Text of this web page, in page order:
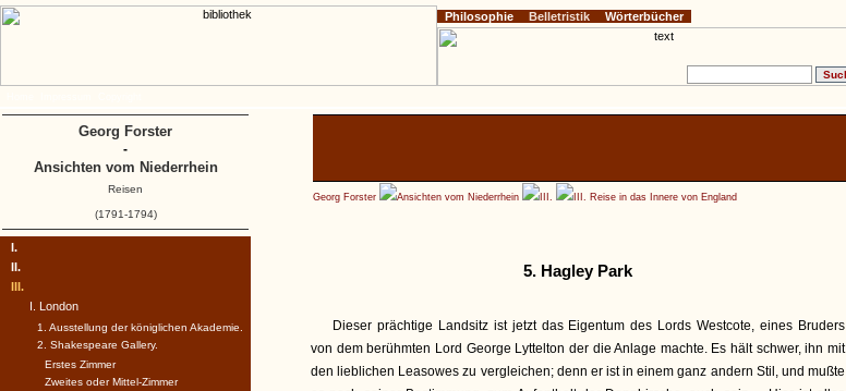
Georg Forster Ansichten vom Niederrhein III. III. Reise in das Innere von England
5. Hagley Park
Dieser prächtige Landsitz ist jetzt das Eigentum des Lords Westcote, eines Bruders
von dem berühmten Lord George Lyttelton der die Anlage machte. Es hält schwer, ihn mit
den lieblichen Leasowes zu vergleichen; denn er ist in einem ganz andern Stil, und mußte
I.
II.
III.
I. London
1. Ausstellung der königlichen Akademie.
2. Shakespeare Gallery.
Erstes Zimmer
Zweites oder Mittel-Zimmer
Philosophie Belletristik Wörterbücher
Georg Forster
-
Ansichten vom Niederrhein
Reisen
(1791-1794)